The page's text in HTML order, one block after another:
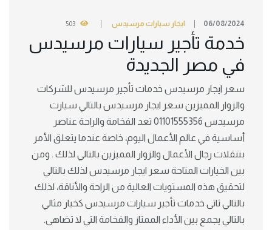
06/08/2024 ايجار سيارات مرسيدس 503
خدمة تأجير سيارات مرسيدس
في مصر الجديدة
سعر ايجار مرسيدس خدمات تأجير مرسيدس للشركات
والزوار المميزين سعر ايجار مرسيدس بالتالي سيارت
مرسيدس 01101555356 تعد الفخامة والراحة عناصر
أساسية في عالم الأعمال اليوم، خاصة عندما يتعلق الأمر
بتنقلات رجال الأعمال والزوار المميزين بالتالي لذلك . ومن
بين الخيارات المتاحة سعر ايجار مرسيدس لذلك بالتالي
لتحقيق هذه المستويات العالية من الراحة والأناقة، لذلك
بالتالي تاتى خدمات تأجير سيارات مرسيدس كخيار مثالي
بالتالي يجمع بين الأداء الممتاز والفخامة التي لا تضاهى.